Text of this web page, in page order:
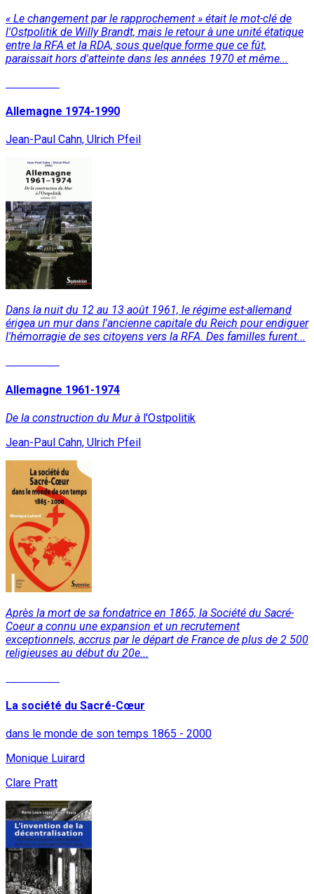
« Le changement par le rapprochement » était le mot-clé de
l'Ostpolitik de Willy Brandt, mais le retour à une unité étatique
entre la RFA et la RDA, sous quelque forme que ce fût,
paraissait hors d'atteinte dans les années 1970 et même...
Allemagne 1974-1990
Jean-Paul Cahn, Ulrich Pfeil
Dans la nuit du 12 au 13 août 1961, le régime est-allemand
érigea un mur dans l'ancienne capitale du Reich pour endiguer
l'hémorragie de ses citoyens vers la RFA. Des familles furent...
Allemagne 1961-1974
De la construction du Mur à l'Ostpolitik
Jean-Paul Cahn, Ulrich Pfeil
Après la mort de sa fondatrice en 1865, la Société du Sacré-
Coeur a connu une expansion et un recrutement
exceptionnels, accrus par le départ de France de plus de 2 500
religieuses au début du 20e...
La société du Sacré-Cœur
dans le monde de son temps 1865 - 2000
Monique Luirard
Clare Pratt